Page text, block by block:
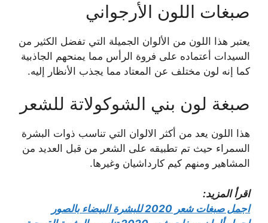
صبغات اللون الأرجواني
يعتبر هذا اللون من الألوان الجميلة التي تفضل الكثير من
السيدات أعتماده على فروة الرأس مما يمنحهم الجاذبية
كما إنه لون مختلف عن المعتاد مما يجذب الأنظار إليه.
صبغة لون بني الشوكولاتة للشعر
هذا اللون يعد من أكثر الالوان التي تناسب ذوات البشرة
السمراء حيث تم تطبيقه على الشعر من قبل العديد من
المشاهير ومنهم كيم كارداشيان وغيرها.
اقرأ المزيد:
اجمل صبغات شعر 2020 للبشرة البيضاء بالصور